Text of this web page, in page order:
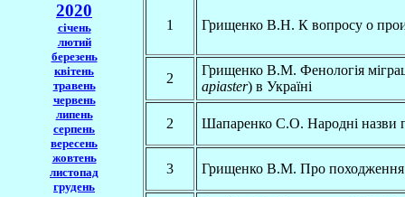
2020
січень
лютий
березень
квітень
травень
червень
липень
серпень
вересень
жовтень
листопад
грудень
1 Грищенко В.Н. К вопросу о
2
Грищенко В.М. Фенологія
apiaster) в Україні
2 Шапаренко С.О. Народнi назви
3 Грищенко В.М. Про походження